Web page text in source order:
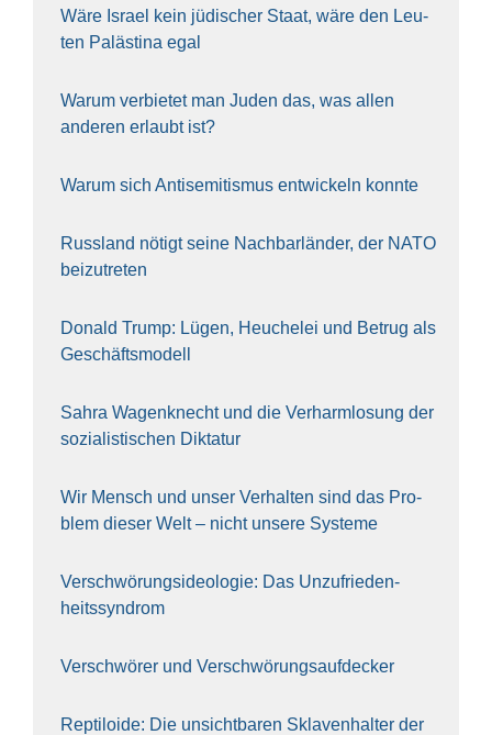
Wäre Isra­el kein jüdi­scher Staat, wäre den Leu­
ten Paläs­ti­na egal
War­um ver­bie­tet man Juden das, was allen
ande­ren erlaubt ist?
War­um sich Anti­se­mi­tis­mus ent­wi­ckeln konn­te
Russ­land nötigt sei­ne Nach­bar­län­der, der NATO
bei­zu­tre­ten
Donald Trump: Lügen, Heu­che­lei und Betrug als
Geschäfts­mo­dell
Sahra Wagen­knecht und die Ver­harm­lo­sung der
sozia­lis­ti­schen Dik­ta­tur
Wir Mensch und unser Ver­hal­ten sind das Pro­
blem die­ser Welt – nicht unse­re Sys‍te‍me
Ver­schwö­rungs­ideo­lo­gie: Das Unzufrieden­
heitssyndrom
Ver­schwö­rer und Verschwörungs­aufdecker
Rep­ti­lo­ide: Die unsicht­ba­ren Skla­ven­hal­ter der